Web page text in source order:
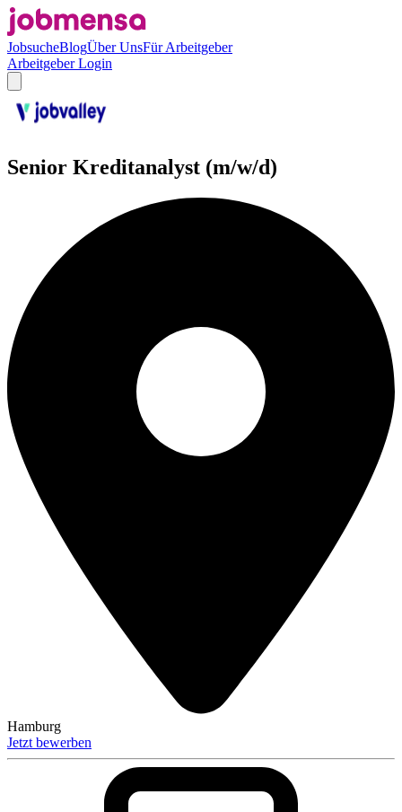
JobsucheBlogÜber UnsFür Arbeitgeber
Arbeitgeber Login
Senior Kreditanalyst (m/w/d)
Hamburg
Jetzt bewerben